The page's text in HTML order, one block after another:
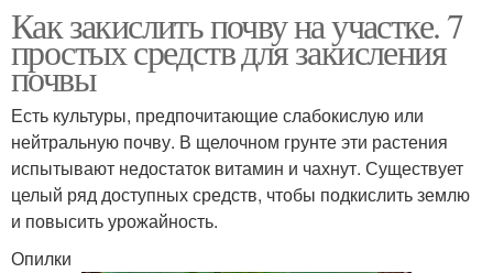
Как закислить почву на участке. 7
простых средств для закисления
почвы
Есть культуры, предпочитающие слабокислую или
нейтральную почву. В щелочном грунте эти растения
испытывают недостаток витамин и чахнут. Существует
целый ряд доступных средств, чтобы подкислить землю
и повысить урожайность.
Опилки